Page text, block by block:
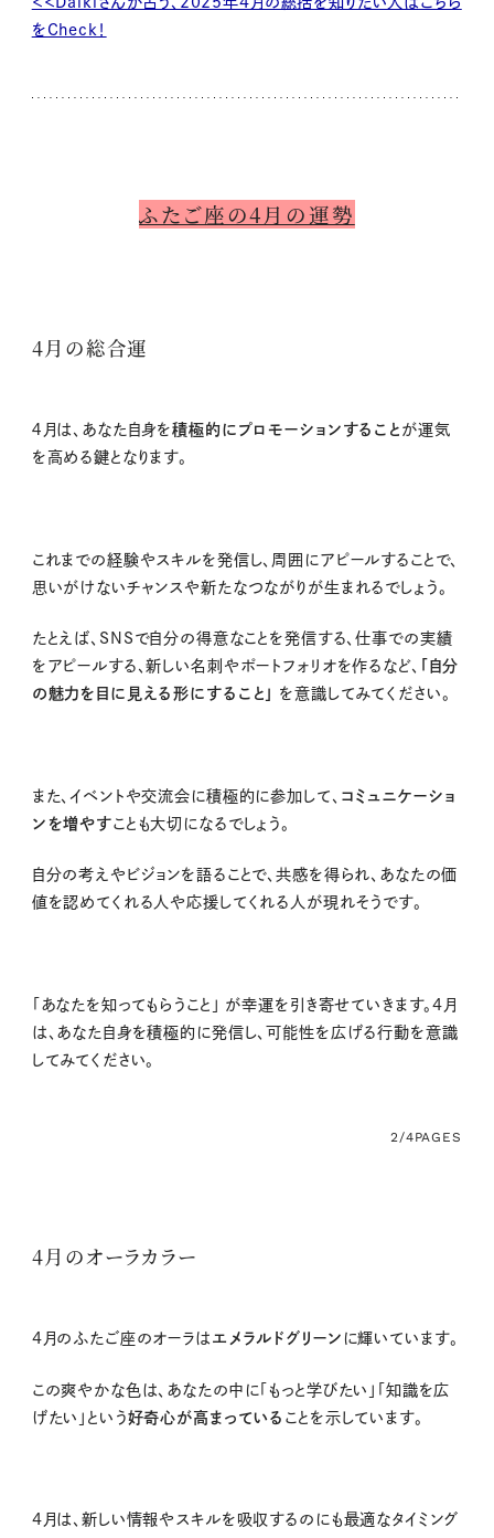
をCheck！
ふたご座の4月の運勢
4月の総合運
４月は、あなた自身を積極的にプロモーションすること が運気
を高める鍵となります。
これまでの経験やスキルを発信し、周囲にアピールすることで、
思いがけないチャンスや新たなつながりが生まれるでしょう。
たとえば、 SNS で自分の得意なことを発信する、仕事での実績
をアピールする、新しい名刺やポートフォリオを作るなど、
「自分
の魅力を目に見える形にすること」
を意識してみてください。
また、イベントや交流会に積極的に参加して、 コミュニケーショ
ンを増やすことも大切になるでしょう。
自分の考えやビジョンを語ることで、共感を得られ、あなたの価
値を認めてくれる人や応援してくれる人が現れそうです。
「あなたを知ってもらうこと」 が幸運を引き寄せていきます。4月
は、あなた自身を積極的に発信し、可能性を広げる行動を意識
してみてください。
2/4PAGES
4月のオーラカラー
4 月のふたご座のオーラは エメラルドグリーン に輝いています。
この爽やかな色は、あなたの中に「もっと学びたい」「知識を広
げたい」という好奇心が高まっている ことを示しています。
4月は、新しい情報やスキルを吸収するのにも最適なタイミング